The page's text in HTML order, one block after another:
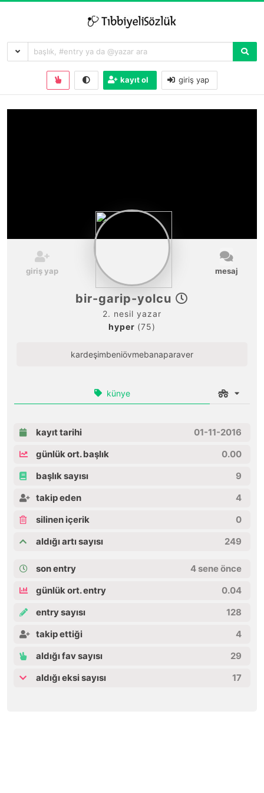
kayıt ol giriş yap
giriş yap mesaj
bir-garip-yolcu
2. nesil yazar
hyper (75)
kardeşimbeniövmebanaparaver
künye
kayıt tarihi
01-11-2016
günlük ort. başlık
0.00
başlık sayısı
9
takip eden
4
silinen içerik
0
aldığı artı sayısı
249
son entry
4 sene önce
günlük ort. entry
0.04
entry sayısı
128
takip ettiği
4
aldığı fav sayısı
29
aldığı eksi sayısı
17